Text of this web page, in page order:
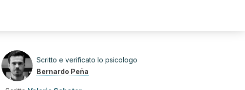
Scritto e verificato lo psicologo
Bernardo Peña